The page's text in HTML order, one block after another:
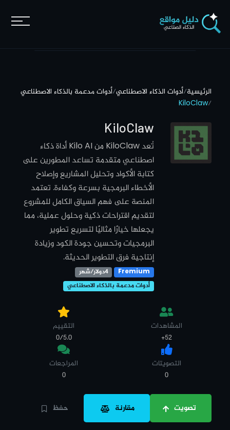
الرئيسية/أدوات الذكاء الاصطناعي/أدوات مدعمة بالذكاء الاصطناعي
/
KiloClaw
KiloClaw
تُعد KiloClaw من Kilo AI أداة ذكاء
اصطناعي متقدمة تساعد المطورين على
كتابة الأكواد وتحليل المشاريع وإصلاح
الأخطاء البرمجية بسرعة وكفاءة. تعتمد
المنصة على فهم السياق الكامل للمشروع
لتقديم اقتراحات ذكية وحلول عملية، مما
يجعلها خيارًا مثاليًا لتسريع تطوير
البرمجيات وتحسين جودة الكود وزيادة
إنتاجية فرق التطوير الحديثة.
Fremium
4دولار/شهر
أدوات مدعمة بالذكاء الاصطناعي
المشاهدات
52+
التقييم
0/5.0
التصويتات
0
المراجعات
0
تصويت مقارنة حفظ